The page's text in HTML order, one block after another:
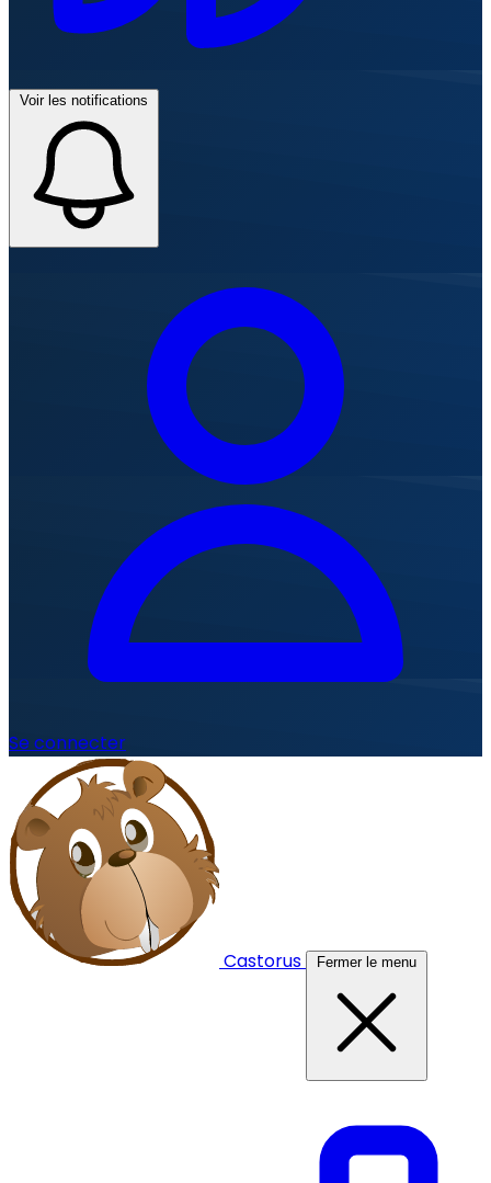
Voir les notifications
Se connecter
Castorus Fermer le menu